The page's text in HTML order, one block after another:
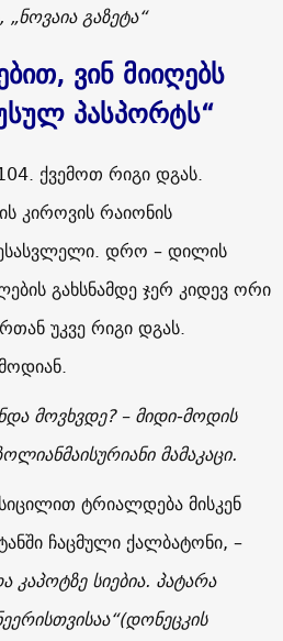
გაზეტა“
ვინ მიიღებს
პასპორტს“
ქვემოთ რიგი დგას.
კიროვის რაიონის
დრო – დილის
გახსნამდე ჯერ კიდევ ორი
უკვე რიგი დგას.
მოვხვდე? – მიდი-მოდის
მამაკაცი.
სიცილით ტრიალდება მისკენ
ჩაცმული ქალბატონი, –
კაპოტზე სიებია. პატარა